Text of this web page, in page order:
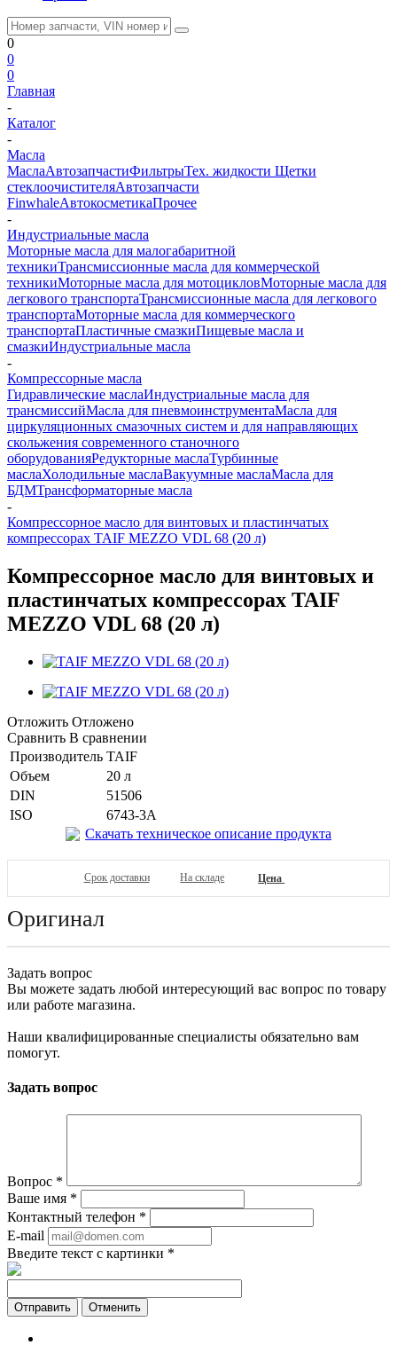
0
0
0
Главная
-
Каталог
-
Масла
МаслаАвтозапчастиФильтрыТех. жидкости Щетки
стеклоочистителяАвтозапчасти
FinwhaleАвтокосметикаПрочее
-
Индустриальные масла
Моторные масла для малогабаритной
техникиТрансмиссионные масла для коммерческой
техникиМоторные масла для мотоцикловМоторные масла для
легкового транспортаТрансмиссионные масла для легкового
транспортаМоторные масла для коммерческого
транспортаПластичные смазкиПищевые масла и
смазкиИндустриальные масла
-
Компрессорные масла
Гидравлические маслаИндустриальные масла для
трансмиссийМасла для пневмоинструментаМасла для
циркуляционных смазочных систем и для направляющих
скольжения современного станочного
оборудованияРедукторные маслаТурбинные
маслаХолодильные маслаВакуумные маслаМасла для
БДМТрансформаторные масла
-
Компрессорное масло для винтовых и пластинчатых
компрессорах TAIF MEZZO VDL 68 (20 л)
Компрессорное масло для винтовых и
пластинчатых компрессорах TAIF
MEZZO VDL 68 (20 л)
Отложить Отложено
Сравнить В сравнении
Производитель TAIF
Объем
20 л
DIN
51506
ISO
6743-3A
Скачать техническое описание продукта
Срок доставки На складе Цена
Оригинал
Задать вопрос
Вы можете задать любой интересующий вас вопрос по товару
или работе магазина.
Наши квалифицированные специалисты обязательно вам
помогут.
Задать вопрос
Вопрос *
Ваше имя *
Контактный телефон *
E-mail
Введите текст с картинки *
Отменить